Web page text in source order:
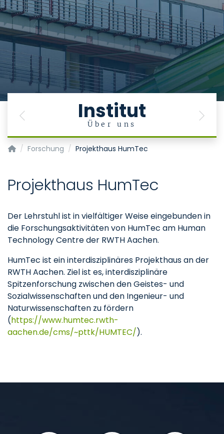
Institut
Über uns
Previous Next
Institut für Geschichte, Theorie und Ethik der Medizin
Forschung Projekthaus HumTec
Projekthaus HumTec
Der Lehrstuhl ist in vielfältiger Weise eingebunden in
die Forschungsaktivitäten von HumTec am Human
Technology Centre der RWTH Aachen.
HumTec ist ein interdisziplinäres Projekthaus an der
RWTH Aachen. Ziel ist es, interdisziplinäre
Spitzenforschung zwischen den Geistes- und
Sozialwissenschaften und den Ingenieur- und
Naturwissenschaften zu fördern
(https://www.humtec.rwth-
aachen.de/cms/~pttk/HUMTEC/).